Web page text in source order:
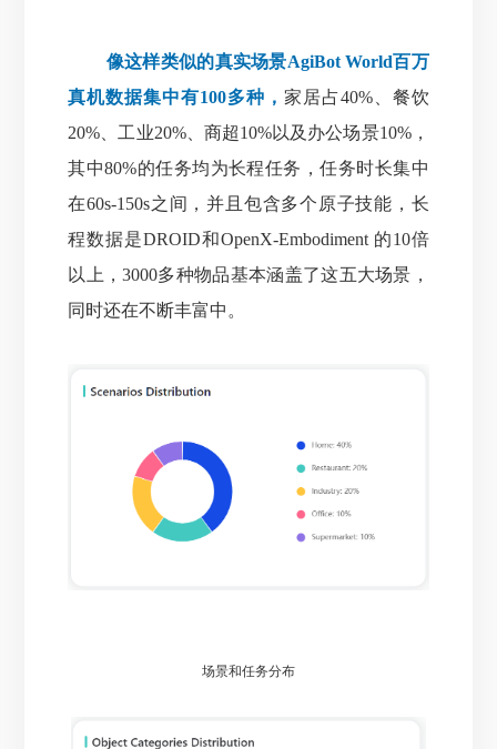
像这样类似的真实场景AgiBot World百万
真机数据集中有100多种， 家居占40%、餐饮
20%、工业20%、商超10%以及办公场景10%，
其中80%的任务均为长程任务，任务时长集中
在60s-150s之间，并且包含多个原子技能，长
程数据是DROID和OpenX-Embodiment 的10倍
以上，3000多种物品基本涵盖了这五大场景，
同时还在不断丰富中。
场景和任务分布